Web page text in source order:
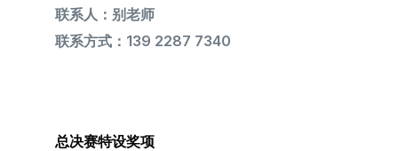
联系人：别老师
联系方式：139 2287 7340
总决赛特设奖项